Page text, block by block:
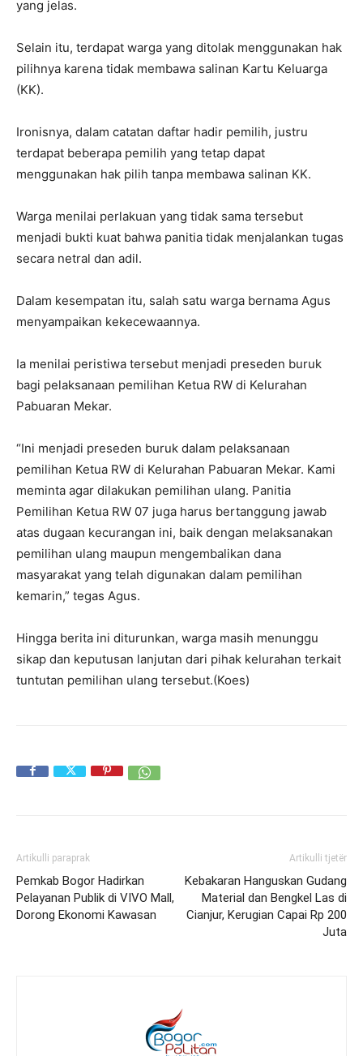
yang jelas.
Selain itu, terdapat warga yang ditolak menggunakan hak
pilihnya karena tidak membawa salinan Kartu Keluarga
(KK).
Ironisnya, dalam catatan daftar hadir pemilih, justru
terdapat beberapa pemilih yang tetap dapat
menggunakan hak pilih tanpa membawa salinan KK.
Warga menilai perlakuan yang tidak sama tersebut
menjadi bukti kuat bahwa panitia tidak menjalankan tugas
secara netral dan adil.
Dalam kesempatan itu, salah satu warga bernama Agus
menyampaikan kekecewaannya.
Ia menilai peristiwa tersebut menjadi preseden buruk
bagi pelaksanaan pemilihan Ketua RW di Kelurahan
Pabuaran Mekar.
“Ini menjadi preseden buruk dalam pelaksanaan
pemilihan Ketua RW di Kelurahan Pabuaran Mekar. Kami
meminta agar dilakukan pemilihan ulang. Panitia
Pemilihan Ketua RW 07 juga harus bertanggung jawab
atas dugaan kecurangan ini, baik dengan melaksanakan
pemilihan ulang maupun mengembalikan dana
masyarakat yang telah digunakan dalam pemilihan
kemarin,” tegas Agus.
Hingga berita ini diturunkan, warga masih menunggu
sikap dan keputusan lanjutan dari pihak kelurahan terkait
tuntutan pemilihan ulang tersebut.(Koes)
Artikulli paraprak
Pemkab Bogor Hadirkan
Pelayanan Publik di VIVO Mall,
Dorong Ekonomi Kawasan
Artikulli tjetër
Kebakaran Hanguskan Gudang
Material dan Bengkel Las di
Cianjur, Kerugian Capai Rp 200
Juta